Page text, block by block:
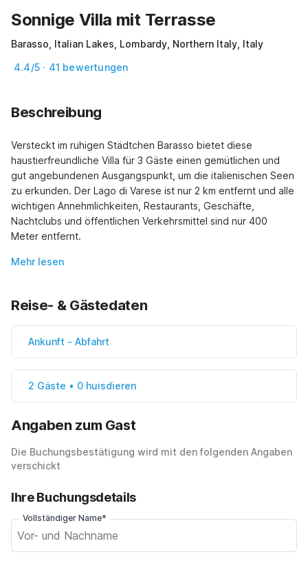
Sonnige Villa mit Terrasse
Barasso, Italian Lakes, Lombardy, Northern Italy, Italy
4.4/5 · 41 bewertungen
Beschreibung
Versteckt im ruhigen Städtchen Barasso bietet diese
haustierfreundliche Villa für 3 Gäste einen gemütlichen und
gut angebundenen Ausgangspunkt, um die italienischen Seen
zu erkunden. Der Lago di Varese ist nur 2 km entfernt und alle
wichtigen Annehmlichkeiten, Restaurants, Geschäfte,
Nachtclubs und öffentlichen Verkehrsmittel sind nur 400
Meter entfernt.
Mehr lesen
Reise- & Gästedaten
Ankunft - Abfahrt
2 Gäste • 0 huisdieren
Angaben zum Gast
Die Buchungsbestätigung wird mit den folgenden Angaben
verschickt
Ihre Buchungsdetails
Vollständiger Name*